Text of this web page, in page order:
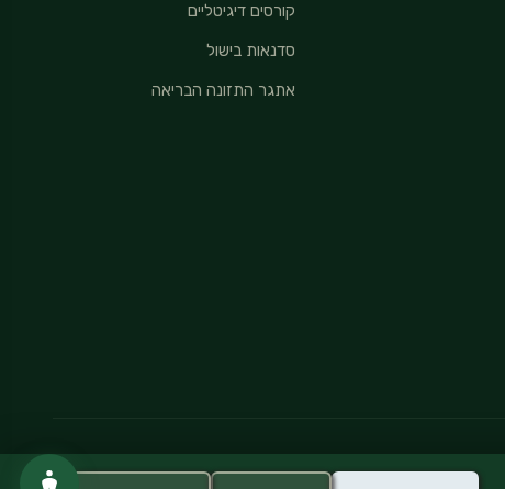
קורסים דיגיטליים
סדנאות בישול
אתגר התזונה הבריאה
מדיניות פרטיות